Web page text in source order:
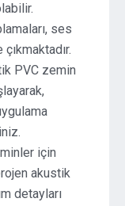
ses
PVC zemin
için
akustik
detayları